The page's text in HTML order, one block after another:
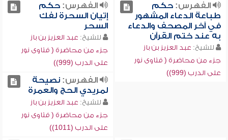
الفهرس:حكم
طباعة الدعاء المشهور
في آخر المصحف والدعاء
به عند ختم القرآن
للشيخ: عبد العزيز بن باز
جزء من محاضرة ( فتاوى نور
على الدرب (999))
الفهرس:حكم
إتيان السحرة لفك
السحر
للشيخ: عبد العزيز بن باز
جزء من محاضرة ( فتاوى نور
على الدرب (999))
الفهرس:نصيحة
لمريدي الحج والعمرة
للشيخ: عبد العزيز بن باز
جزء من محاضرة ( فتاوى نور
على الدرب (1011))